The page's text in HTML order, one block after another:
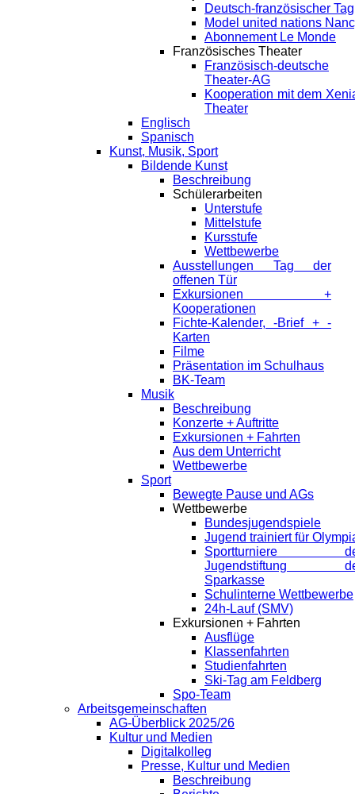
Deutsch-französischer Tag
Model united nations
Abonnement Le Monde
Französisches Theater
Französisch-deutsche
Theater-AG
Kooperation mit dem
Theater
Englisch
Spanisch
Kunst, Musik, Sport
Bildende Kunst
Beschreibung
Schülerarbeiten
Unterstufe
Mittelstufe
Kursstufe
Wettbewerbe
Ausstellungen Tag der
offenen Tür
Exkursionen +
Kooperationen
Fichte-Kalender, -Brief + -
Karten
Filme
Präsentation im Schulhaus
BK-Team
Musik
Beschreibung
Konzerte + Auftritte
Exkursionen + Fahrten
Aus dem Unterricht
Wettbewerbe
Sport
Bewegte Pause und AGs
Wettbewerbe
Bundesjugendspiele
Jugend trainiert für
Sportturniere
Jugendstiftung
Sparkasse
Schulinterne Wettbewerbe
24h-Lauf (SMV)
Exkursionen + Fahrten
Ausflüge
Klassenfahrten
Studienfahrten
Ski-Tag am Feldberg
Spo-Team
Arbeitsgemeinschaften
AG-Überblick 2025/26
Kultur und Medien
Digitalkolleg
Presse, Kultur und Medien
Beschreibung